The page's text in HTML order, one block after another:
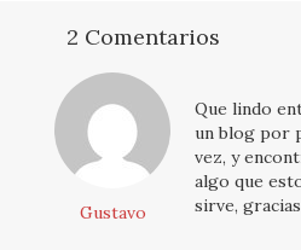
2 Comentarios
Gustavo
Que lindo
un blog por
vez, y
algo que
sirve,